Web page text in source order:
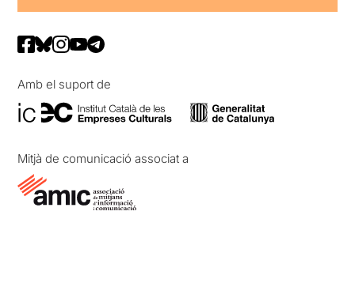
Amb el suport de
Mitjà de comunicació associat a